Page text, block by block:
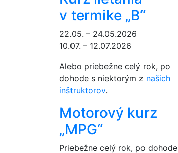
v termike „B“
22.05. – 24.05.2026
10.07. – 12.07.2026
Alebo priebežne celý rok, po
dohode s niektorým z našich
inštruktorov.
Motorový kurz
„MPG“
Priebežne celý rok, po dohode